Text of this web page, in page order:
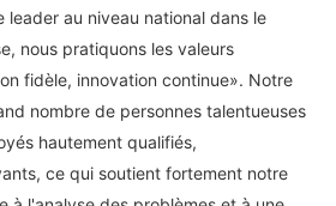
leader au niveau national dans le
nous pratiquons les valeurs
fidèle, innovation continue». Notre
nombre de personnes talentueuses
hautement qualifiés,
ce qui soutient fortement notre